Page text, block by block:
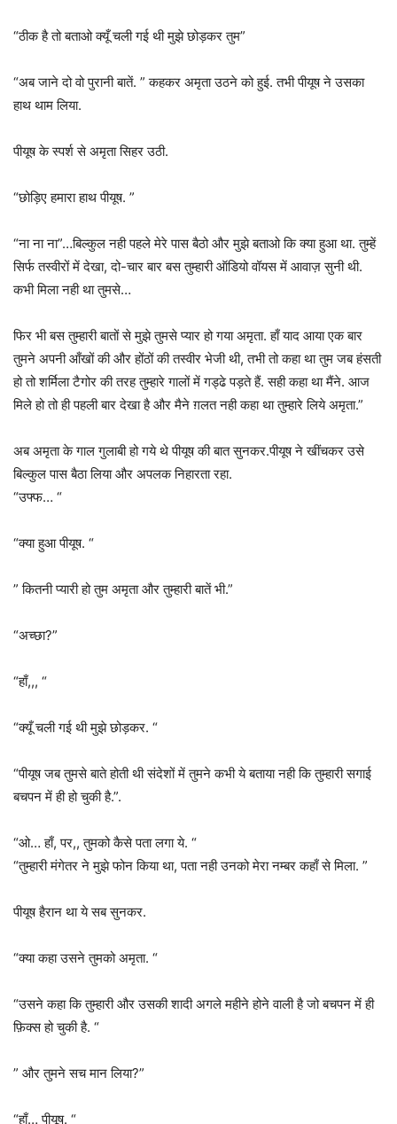
“ठीक है तो बताओ क्यूँ चली गई थी मुझे छोड़कर तुम”
“अब जाने दो वो पुरानी बातें. ” कहकर अमृता उठने को हुई. तभी पीयूष ने उसका
हाथ थाम लिया.
पीयूष के स्पर्श से अमृता सिहर उठी.
“छोड़िए हमारा हाथ पीयूष. ”
“ना ना ना”…बिल्कुल नही पहले मेरे पास बैठो और मुझे बताओ कि क्या हुआ था. तुम्हें
सिर्फ तस्वीरों में देखा, दो-चार बार बस तुम्हारी ऑडियो वॉयस में आवाज़ सुनी थी.
कभी मिला नही था तुमसे…
फिर भी बस तुम्हारी बातों से मुझे तुमसे प्यार हो गया अमृता. हाँ याद आया एक बार
तुमने अपनी आँखों की और होंठों की तस्वीर भेजी थी, तभी तो कहा था तुम जब हंसती
हो तो शर्मिला टैगोर की तरह तुम्हारे गालों में गड्ढे पड़ते हैं. सही कहा था मैंने. आज
मिले हो तो ही पहली बार देखा है और मैने ग़लत नही कहा था तुम्हारे लिये अमृता.”
अब अमृता के गाल गुलाबी हो गये थे पीयूष की बात सुनकर.पीयूष ने खींचकर उसे
बिल्कुल पास बैठा लिया और अपलक निहारता रहा.
“उफ्फ… “
“क्या हुआ पीयूष. “
” कितनी प्यारी हो तुम अमृता और तुम्हारी बातें भी.”
“अच्छा?”
“हाँ,,, “
“क्यूँ चली गई थी मुझे छोड़कर. “
“पीयूष जब तुमसे बाते होती थी संदेशों में तुमने कभी ये बताया नही कि तुम्हारी सगाई
बचपन में ही हो चुकी है.”.
“ओ… हाँ, पर,, तुमको कैसे पता लगा ये. “
“तुम्हारी मंगेतर ने मुझे फोन किया था, पता नही उनको मेरा नम्बर कहाँ से मिला. ”
पीयूष हैरान था ये सब सुनकर.
“क्या कहा उसने तुमको अमृता. “
“उसने कहा कि तुम्हारी और उसकी शादी अगले महीने होने वाली है जो बचपन में ही
फ़िक्स हो चुकी है. “
” और तुमने सच मान लिया?”
“हाँ… पीयूष. “